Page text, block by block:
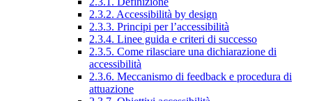
2.3.2. Accessibilità by design
2.3.3. Principi per l’accessibilità
2.3.4. Linee guida e criteri di successo
2.3.5. Come rilasciare una dichiarazione di
accessibilità
2.3.6. Meccanismo di feedback e procedura di
attuazione